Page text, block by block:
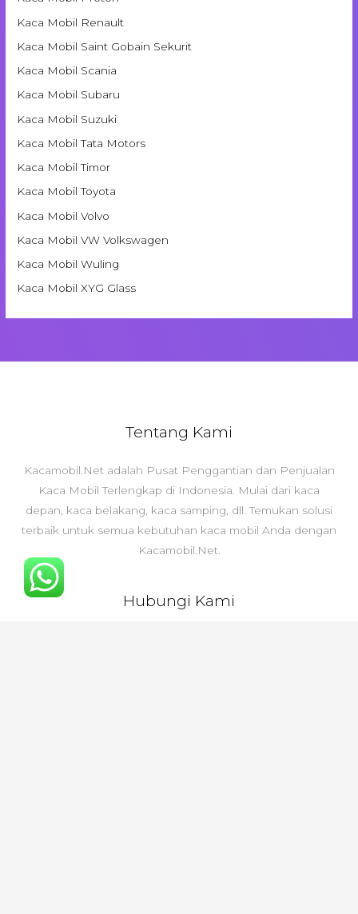
Kaca Mobil Renault
Kaca Mobil Saint Gobain Sekurit
Kaca Mobil Scania
Kaca Mobil Subaru
Kaca Mobil Suzuki
Kaca Mobil Tata Motors
Kaca Mobil Timor
Kaca Mobil Toyota
Kaca Mobil Volvo
Kaca Mobil VW Volkswagen
Kaca Mobil Wuling
Kaca Mobil XYG Glass
Tentang Kami
Kacamobil.Net adalah Pusat Penggantian dan Penjualan
Kaca Mobil Terlengkap di Indonesia. Mulai dari kaca
depan, kaca belakang, kaca samping, dll. Temukan solusi
terbaik untuk semua kebutuhan kaca mobil Anda dengan
Kacamobil.Net.
Hubungi Kami